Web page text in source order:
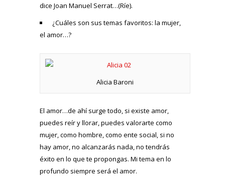
dice Joan Manuel Serrat…(Ríe).
¿Cuáles son sus temas favoritos: la mujer,
el amor…?
Alicia Baroni
El amor…de ahí surge todo, si existe amor,
puedes reír y llorar, puedes valorarte como
mujer, como hombre, como ente social, si no
hay amor, no alcanzarás nada, no tendrás
éxito en lo que te propongas. Mi tema en lo
profundo siempre será el amor.